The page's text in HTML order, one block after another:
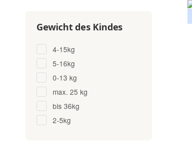
Gewicht des Kindes
4-15kg
5-16kg
0-13 kg
max. 25 kg
bis 36kg
2-5kg